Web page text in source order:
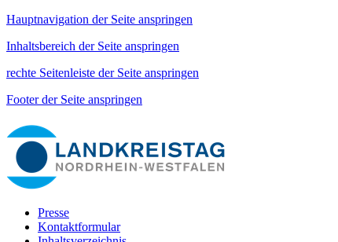
Hauptnavigation der Seite anspringen
Inhaltsbereich der Seite anspringen
rechte Seitenleiste der Seite anspringen
Footer der Seite anspringen
Presse
Kontaktformular